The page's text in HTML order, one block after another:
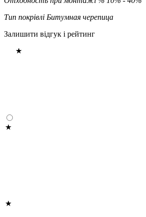
Тип покрівлі Битумная черепица
Залишити відгук і рейтинг